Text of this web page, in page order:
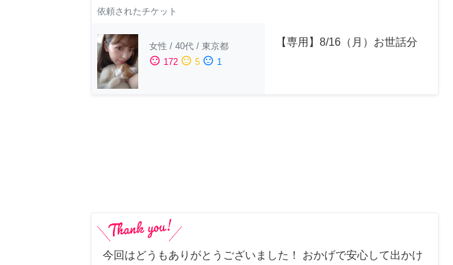
依頼されたチケット
女性 / 40代 / 東京都
sentiment_satisfied 172 sentiment_neutral 5 sentiment_dissatisfied 1
【専用】8/16（月）お世話分
今回はどうもありがとうございました！ おかげで安心して出かけ